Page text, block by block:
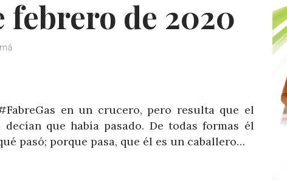
febrero de 2020
en un crucero, pero resulta que el
que había pasado. De todas formas él
pasó; porque pasa, que él es un caballero…